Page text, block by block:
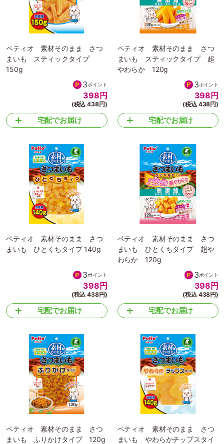
ペティオ 素材そのまま さつ
まいも スティックタイプ
150g
3ポイント
398円
(税込 438円)
宅配でお届け
ペティオ 素材そのまま さつ
まいも スティックタイプ 超
やわらか 120g
3ポイント
398円
(税込 438円)
宅配でお届け
ペティオ 素材そのまま さつ
まいも ひとくちタイプ 140g
3ポイント
398円
(税込 438円)
宅配でお届け
ペティオ 素材そのまま さつ
まいも ひとくちタイプ 超や
わらか 120g
3ポイント
398円
(税込 438円)
宅配でお届け
ペティオ 素材そのまま さつ
まいも ふりかけタイプ 120g
ペティオ 素材そのまま さつ
まいも やわらかチップスタイ